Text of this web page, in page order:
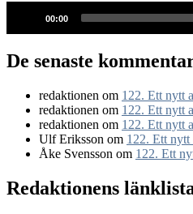
00:00
De senaste
redaktionen om 122. Ett nytt
redaktionen om 122. Ett nytt
redaktionen om 122. Ett nytt
Ulf Eriksson om 122. Ett nytt
Åke Svensson om 122. Ett
Redaktionens